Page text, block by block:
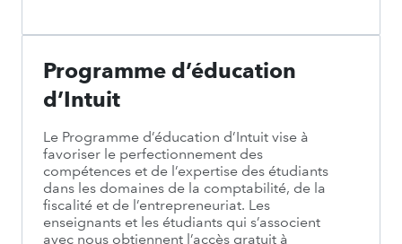
Programme d’éducation
d’Intuit
Le Programme d’éducation d’Intuit vise à
favoriser le perfectionnement des
compétences et de l’expertise des étudiants
dans les domaines de la comptabilité, de la
fiscalité et de l’entrepreneuriat. Les
enseignants et les étudiants qui s’associent
avec nous obtiennent l’accès gratuit à